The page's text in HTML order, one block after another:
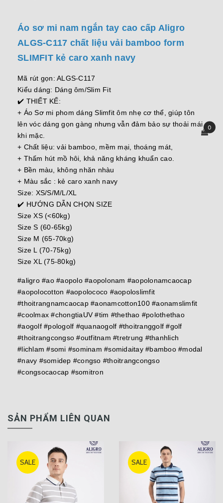
0
Áo sơ mi nam ngắn tay cao cấp Aligro
ALGS-C117 chất liệu vải bamboo form
SLIMFIT kẻ caro xanh navy
Mã rút gọn: ALGS-C117
Kiểu dáng: Dáng ôm/Slim Fit
✔️ THIẾT KẾ:
+ Áo Sơ mi phom dáng Slimfit ôm nhẹ cơ thể, giúp tôn
lên vóc dáng gọn gàng nhưng vẫn đảm bảo sự thoải mái
khi mặc.
+ Chất liệu: vải bamboo, mềm mại, thoáng mát,
+ Thấm hút mồ hôi, khả năng kháng khuẩn cao.
+ Bền màu, không nhăn nhàu
+ Màu sắc : kẻ caro xanh navy
Size: XS/S/M/L/XL
✔️ HƯỚNG DẪN CHỌN SIZE
Size XS (<60kg)
Size S (60-65kg)
Size M (65-70kg)
Size L (70-75kg)
Size XL (75-80kg)
#aligro #ao #aopolo #aopolonam #aopolonamcaocap
#aopolocotton #aopolococo #aopoloslimfit
#thoitrangnamcaocap #aonamcotton100 #aonamslimfit
#coolmax #chongtiaUV #tim #thethao #polothethao
#aogolf #pologolf #quanaogolf #thoitranggolf #golf
#thoitrangcongso #outfitnam #tretrung #thanhlich
#lichlam #somi #sominam #somidaitay #bamboo #modal
#navy #somidep #congso #thoitrangcongso
#congsocaocap #somitron
SẢN PHẨM LIÊN QUAN
SALE SALE